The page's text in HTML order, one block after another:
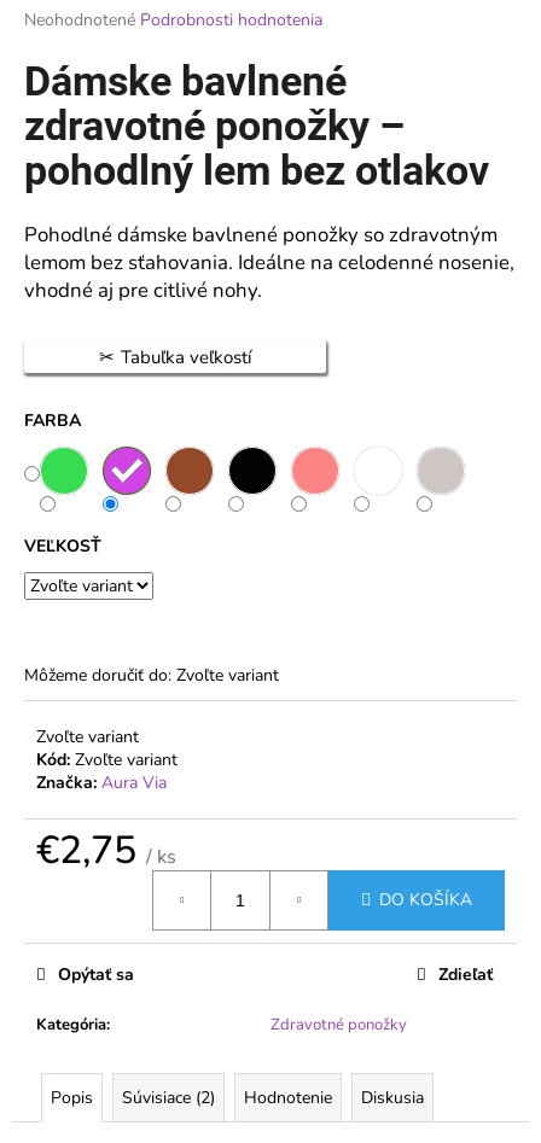
Priemerné
produktu
je
z
hviezdičiek.
Neohodnotené Podrobnosti hodnotenia
Dámske bavlnené
zdravotné ponožky –
pohodlný lem bez otlakov
Pohodlné dámske bavlnené ponožky so zdravotným
lemom bez sťahovania. Ideálne na celodenné nosenie,
vhodné aj pre citlivé nohy.
Tabuľka veľkostí
FARBA
VEĽKOSŤ
Môžeme doručiť do: Zvoľte variant
Zvoľte variant
Kód: Zvoľte variant
Značka: Aura Via
€2,75 / ks
DO KOŠÍKA
Kategória: Zdravotné ponožky
Opýtať sa Zdieľať
Popis Súvisiace (2) Hodnotenie Diskusia
á
j
s
ť
?
HĽADAŤ
O
d
o
r
č
a
m
DÁMSKE
MARGARETA
PLUS
20
DEN
PRE
VYŠŠIE
POSTAVY